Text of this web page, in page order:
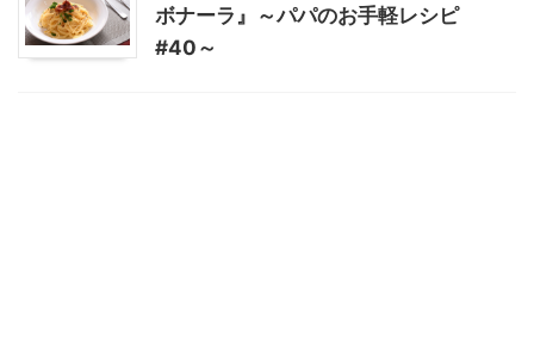
ボナーラ』～パパのお手軽レシピ
#40～